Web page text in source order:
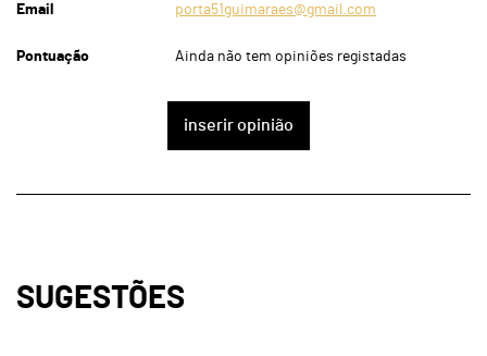
Email porta51guimaraes@gmail.com
Pontuação Ainda não tem opiniões registadas
inserir opinião
SUGESTÕES